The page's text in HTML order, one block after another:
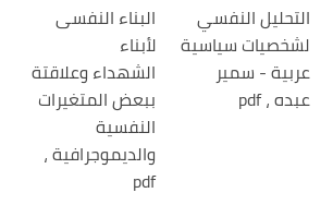
التحليل النفسي
لشخصيات سياسية
عربية - سمير
عبده ، pdf
البناء النفسى
لأبناء
الشهداء وعلاقتة
ببعض المتغيرات
النفسية
والديموجرافية ،
pdf